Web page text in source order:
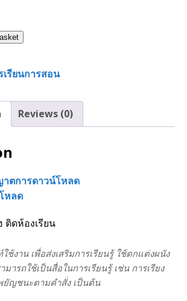
เรียนการสอน
Reviews (0)
ตการดาวน์โหลด
หลด
ดห้องเรียน
ช้งาน เพื่อส่งเสริมการเรียนรู้ ใช้ตกแต่งผนัง
มารถใช้เป็นสื่อในการเรียนรู้ เช่น การเรียง
ญชนะตามคำสั่ง เป็นต้น